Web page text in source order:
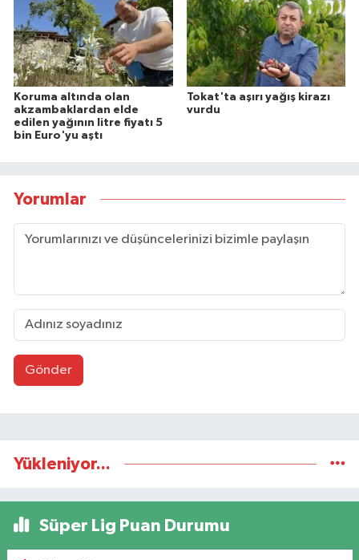
Koruma altında olan
akzambaklardan elde
edilen yağının litre fiyatı 5
bin Euro'yu aştı
Tokat'ta aşırı yağış kirazı
vurdu
Yorumlar
Gönder
Yükleniyor...
Süper Lig Puan Durumu